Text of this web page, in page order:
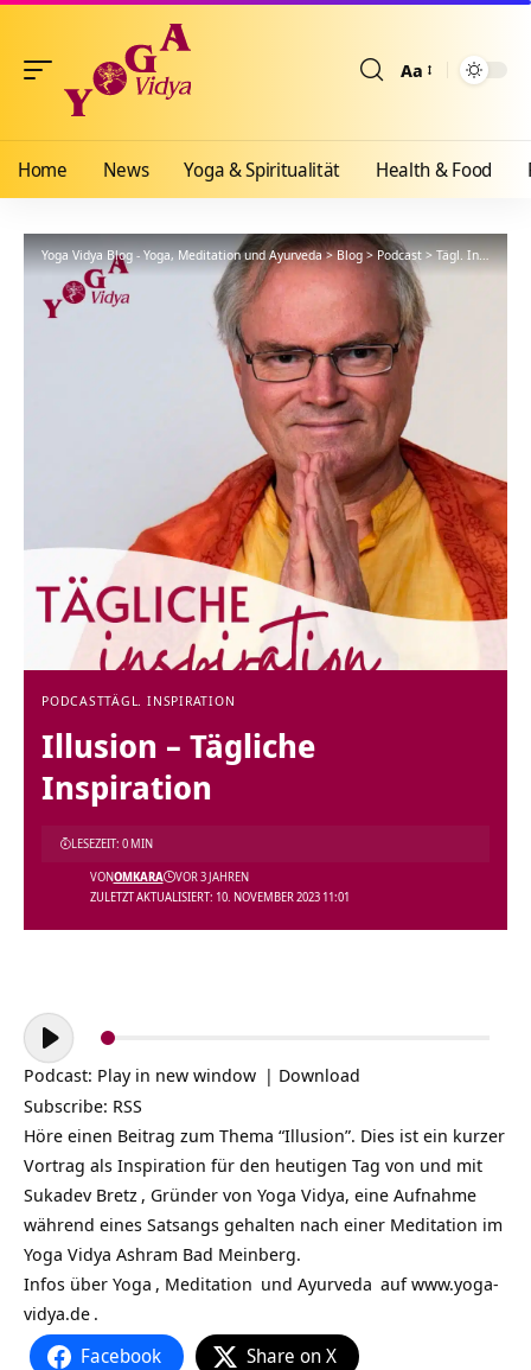
Aa
Home News Yoga & Spiritualität Health & Food
Yoga Vidya Blog - Yoga, Meditation und Ayurveda>Blog>Podcast>Tägl. Inspiration
PODCASTTÄGL. INSPIRATION
Illusion – Tägliche
Inspiration
ZULETZT AKTUALISIERT: 10. NOVEMBER 2023 11:01
VONOMKARA VOR 3 JAHREN
LESEZEIT: 0 MIN
Audio-
Player
Podcast: Play in new window | Download
Subscribe: RSS
Höre einen Beitrag zum Thema “Illusion”. Dies ist ein kurzer
Vortrag als Inspiration für den heutigen Tag von und mit
Sukadev Bretz , Gründer von Yoga Vidya, eine Aufnahme
während eines Satsangs gehalten nach einer Meditation im
Yoga Vidya Ashram Bad Meinberg.
Infos über Yoga , Meditation und Ayurveda aufwww.yoga-
vidya.de .
Facebook Share on X